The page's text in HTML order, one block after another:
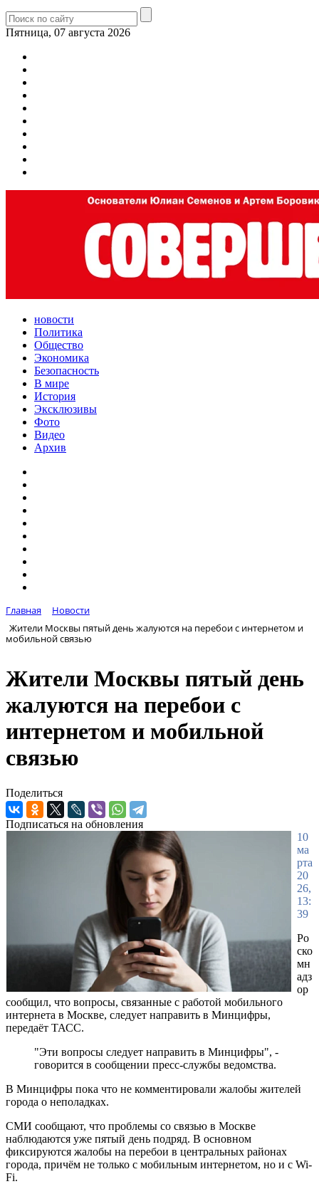
Пятница, 07 августа 2026
новости
Политика
Общество
Экономика
Безопасность
В мире
История
Эксклюзивы
Фото
Видео
Архив
Главная
Новости
Жители Москвы пятый день жалуются на перебои с интернетом и
мобильной связью
Жители Москвы пятый день
жалуются на перебои с
интернетом и мобильной
связью
Поделиться
Подписаться на обновления
10
ма
рта
20
26,
13:
39
Ро
ско
мн
адз
ор
сообщил, что вопросы, связанные с работой мобильного
интернета в Москве, следует направить в Минцифры,
передаёт ТАСС.
"Эти вопросы следует направить в Минцифры", -
говорится в сообщении пресс-службы ведомства.
В Минцифры пока что не комментировали жалобы жителей
города о неполадках.
СМИ сообщают, что проблемы со связью в Москве
наблюдаются уже пятый день подряд. В основном
фиксируются жалобы на перебои в центральных районах
города, причём не только с мобильным интернетом, но и с Wi-
Fi.